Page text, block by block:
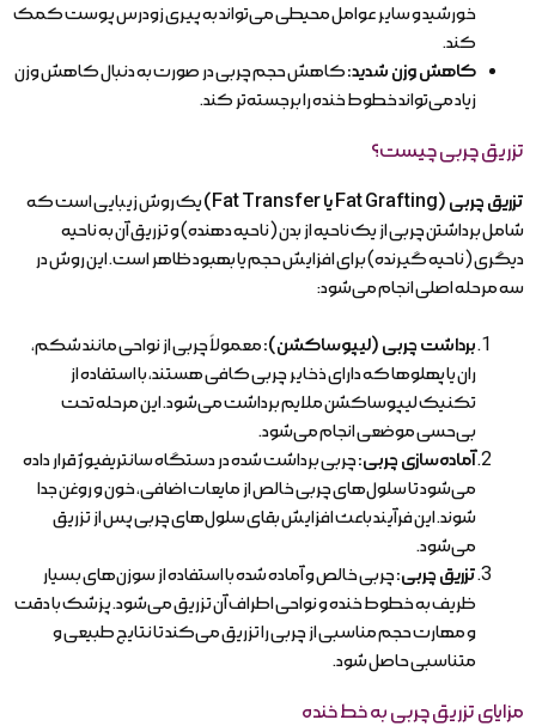
خورشید و سایر عوامل محیطی می‌تواند به پیری زودرس پوست کمک
کند.
کاهش وزن شدید:کاهش حجم چربی در صورت به دنبال کاهش وزن
زیاد می‌تواند خطوط خنده را برجسته‌تر کند.
تزریق چربی چیست؟
تزریق چربی (Fat GraftingیاFat Transfer
)یک روش زیبایی است که
شامل برداشتن چربی از یک ناحیه از بدن (ناحیه دهنده) و تزریق آن به ناحیه
دیگری (ناحیه گیرنده) برای افزایش حجم یا بهبود ظاهر است. این روش در
سه مرحله اصلی انجام می‌شود:
برداشت چربی (لیپوساکشن):معمولاً چربی از نواحی مانند شکم،
ران یا پهلوها که دارای ذخایر چربی کافی هستند، با استفاده از
تکنیک لیپوساکشن ملایم برداشت می‌شود. این مرحله تحت
بی‌حسی موضعی انجام می‌شود.
آماده‌سازی چربی:چربی برداشت شده در دستگاه سانتریفیوژ قرار داده
می‌شود تا سلول‌های چربی خالص از مایعات اضافی، خون و روغن جدا
شوند. این فرآیند باعث افزایش بقای سلول‌های چربی پس از تزریق
می‌شود.
تزریق چربی:چربی خالص و آماده شده با استفاده از سوزن‌های بسیار
ظریف به خطوط خنده و نواحی اطراف آن تزریق می‌شود. پزشک با دقت
و مهارت حجم مناسبی از چربی را تزریق می‌کند تا نتایج طبیعی و
متناسبی حاصل شود.
مزایای تزریق چربی به خط خنده